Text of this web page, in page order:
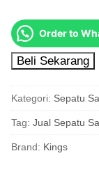
Order to
Beli Sekarang
Kategori: Sepatu
Tag: Jual Sepatu
Brand: Kings